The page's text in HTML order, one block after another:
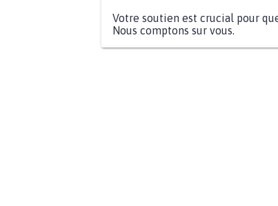
Votre soutien est crucial pour
Nous comptons sur vous.